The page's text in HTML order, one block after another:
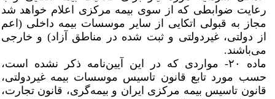
رعایت ضوابطی که از سوی بیمه مرکزی اعلام خواهد شد
مجاز به قبولی اتکایی از سایر موسسات بیمه داخلی (اعم
از دولتی، غیردولتی و ثبت شده در مناطق آزاد) و خارجی
می‌باشند.
ماده ۲۰- مواردی که در این آیین‌نامه ذکر نشده است،
حسب مورد تابع قانون تاسیس موسسات بیمه غیردولتی،
قانون تاسیس بیمه مرکزی ایران و بیمه‌گری، قانون تجارت،